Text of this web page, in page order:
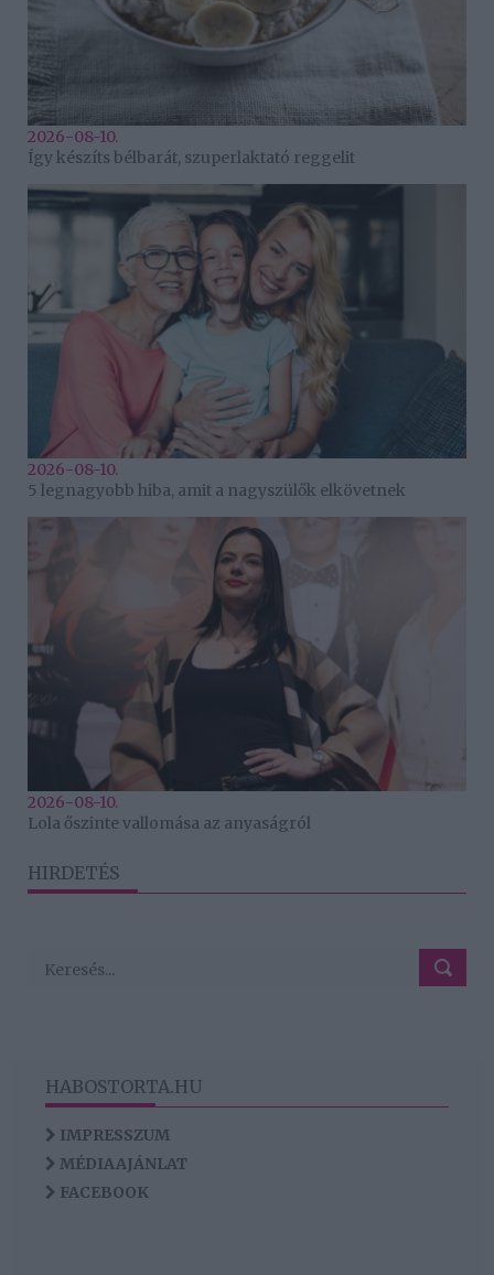
2026-08-10.
Így készíts bélbarát, szuperlaktató reggelit
2026-08-10.
5 legnagyobb hiba, amit a nagyszülők elkövetnek
2026-08-10.
Lola őszinte vallomása az anyaságról
HIRDETÉS
HABOSTORTA.HU
IMPRESSZUM
MÉDIAAJÁNLAT
FACEBOOK